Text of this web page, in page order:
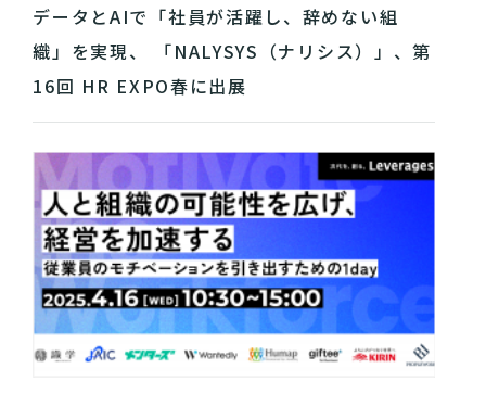
データとAIで「社員が活躍し、辞めない組
織」を実現、 「NALYSYS（ナリシス）」、第
16回 HR EXPO春に出展